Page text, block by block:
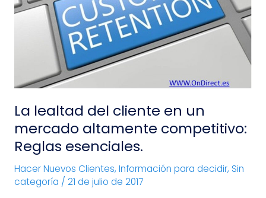
La lealtad del cliente en un
mercado altamente competitivo:
Reglas esenciales.
Hacer Nuevos Clientes, Información para decidir, Sin
categoría / 21 de julio de 2017
un
mercado
altamente
competitivo:
Reglas
esenciales.